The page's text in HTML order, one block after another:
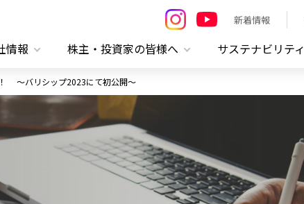
新着情報
情報 株主・投資家の皆様へ サステナビリティ
～バリシップ2023にて初公開～